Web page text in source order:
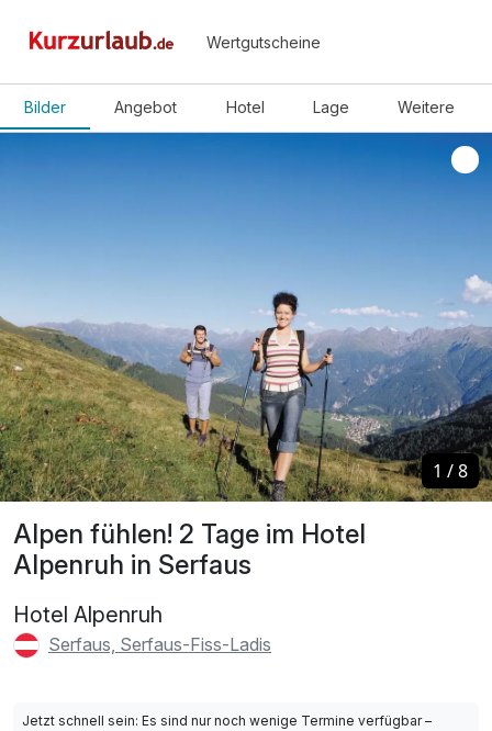
Wertgutscheine
Bilder Angebot Hotel Lage Weitere
Alpen fühlen! 2 Tage im Hotel
Alpenruh in Serfaus
Hotel Alpenruh
Serfaus, Serfaus-Fiss-Ladis
1 /8
1 /8
Jetzt schnell sein: Es sind nur noch wenige Termine verfügbar –